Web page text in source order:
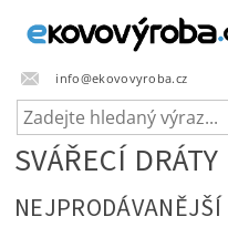
info@ekovovyroba.cz
SVÁŘECÍ
NEJPRODÁVANĚJŠÍ